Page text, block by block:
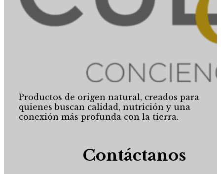
Productos de origen natural, creados para
quienes buscan calidad, nutrición y una
conexión más profunda con la tierra.
Contáctanos